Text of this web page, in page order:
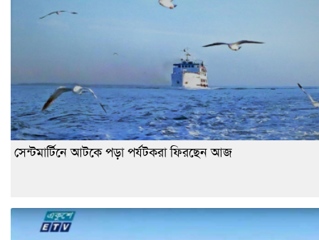
সেন্টমার্টিনে আটকে পড়া পর্যটকরা ফিরছেন আজ